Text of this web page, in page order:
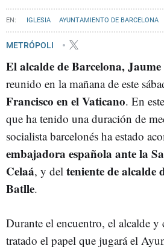
IGLESIA AYUNTAMIENTO DE BARCELONA
METRÓPOLI
El alcalde de Barcelona,
reunido en la mañana de este
Francisco en el Vaticano. En
que ha tenido una duración de
socialista barcelonés ha estado
embajadora española ante la
Celaá, y del teniente de alcalde
Batlle.
Durante el encuentro, el alcalde
tratado el papel que jugará el